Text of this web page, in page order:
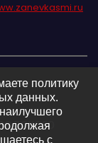
политику
данных.
с